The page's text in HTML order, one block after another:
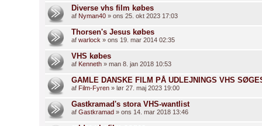
Diverse vhs film købes
af Nyman40 » ons 25. okt 2023 17:03
Thorsen's Jesus købes
af warlock » ons 19. mar 2014 02:35
VHS købes
af Kenneth » man 8. jan 2018 10:53
GAMLE DANSKE FILM PÅ UDLEJNINGS VHS
af Film-Fyren » lør 27. maj 2023 19:00
Gastkramad's stora VHS-wantlist
af Gastkramad » ons 14. mar 2018 13:46